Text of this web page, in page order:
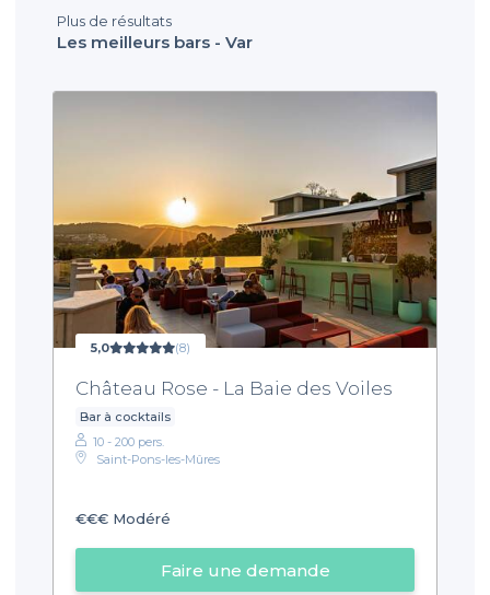
Plus de résultats
Les meilleurs bars - Var
5,0 (8)
Château Rose - La Baie des Voiles
Bar à cocktails
10 - 200 pers.
Saint-Pons-les-Mûres
€€€ Modéré
Faire une demande